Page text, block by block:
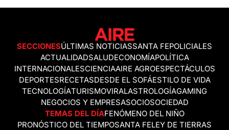
SECCIONESÚLTIMAS NOTICIASSANTA FEPOLICIALES
ACTUALIDADSALUDECONOMÍAPOLÍTICA
INTERNACIONALESCIENCIAAIRE AGROESPECTÁCULOS
DEPORTESRECETASDESDE EL SOFÁESTILO DE VIDA
TECNOLOGÍATURISMOVIRALASTROLOGÍAGAMING
NEGOCIOS Y EMPRESASOCIOSOCIEDAD
TEMAS DEL DÍAFENÓMENO DEL NIÑO
PRONÓSTICO DEL TIEMPOSANTA FELEY DE TIERRAS